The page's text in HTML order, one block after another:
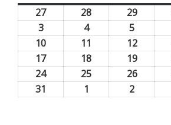
2727
28 2929
2026
33
agosto,
2026
44
agosto,
2026
5
agosto,
2026
10
agosto,
2026
11 1212
agosto,
2026
1717
agosto,
18 1919
agosto,
2424
25 2626
31 1 2